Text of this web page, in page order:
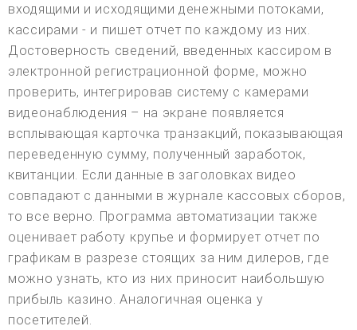
входящими и исходящими денежными потоками,
кассирами - и пишет отчет по каждому из них.
Достоверность сведений, введенных кассиром в
электронной регистрационной форме, можно
проверить, интегрировав систему с камерами
видеонаблюдения – на экране появляется
всплывающая карточка транзакций, показывающая
переведенную сумму, полученный заработок,
квитанции. Если данные в заголовках видео
совпадают с данными в журнале кассовых сборов,
то все верно. Программа автоматизации также
оценивает работу крупье и формирует отчет по
графикам в разрезе стоящих за ним дилеров, где
можно узнать, кто из них приносит наибольшую
прибыль казино. Аналогичная оценка у
посетителей.